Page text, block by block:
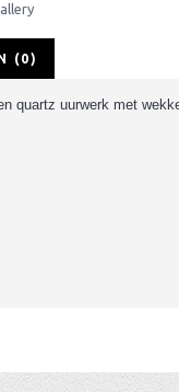
(0)
quartz uurwerk met